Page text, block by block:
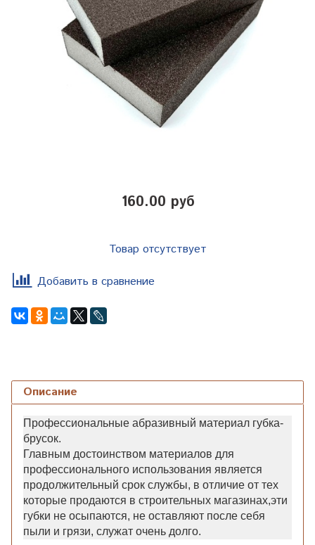
160.00 руб
Товар отсутствует
Добавить в сравнение
Описание
Профессиональные абразивный материал губка-
брусок.
Главным достоинством материалов для
профессионального использования является
продолжительный срок службы, в отличие от тех
которые продаются в строительных магазинах,эти
губки не осыпаются, не оставляют после себя
пыли и грязи, служат очень долго.